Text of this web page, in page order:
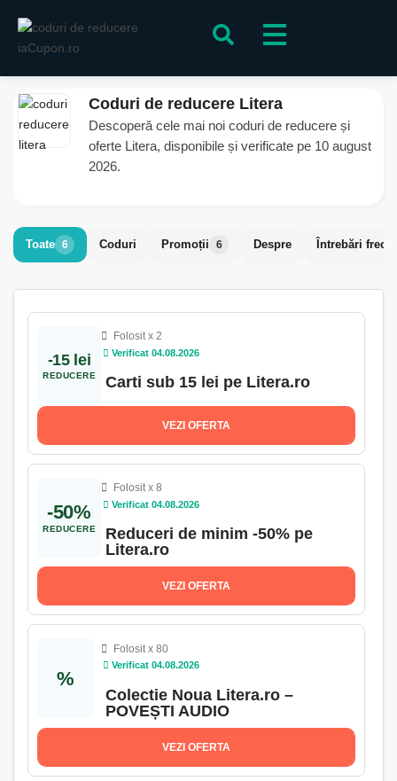
Coduri de reducere Litera
Descoperă cele mai noi coduri de reducere și
oferte Litera, disponibile și verificate pe 10 august
2026.
Toate 6 Coduri Promoții 6 Despre Întrebări
-15 lei
REDUCERE
Verificat 04.08.2026
Folosit x 2
Carti sub 15 lei pe Litera.ro
VEZI OFERTA
-50%
REDUCERE
Verificat 04.08.2026
Folosit x 8
Reduceri de minim -50% pe
Litera.ro
VEZI OFERTA
%
Verificat 04.08.2026
Folosit x 80
Colectie Noua Litera.ro –
POVEȘTI AUDIO
VEZI OFERTA